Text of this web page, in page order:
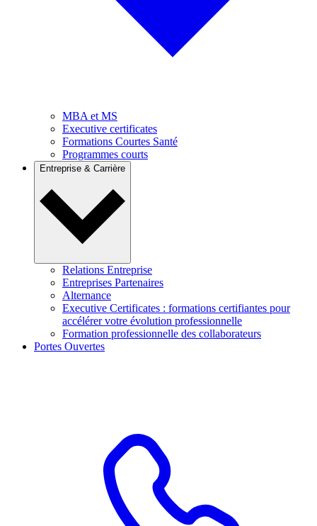
MBA et MS
Executive certificates
Formations Courtes Santé
Programmes courts
Entreprise & Carrière
Relations Entreprise
Entreprises Partenaires
Alternance
Executive Certificates : formations certifiantes pour
accélérer votre évolution professionnelle
Formation professionnelle des collaborateurs
Portes Ouvertes